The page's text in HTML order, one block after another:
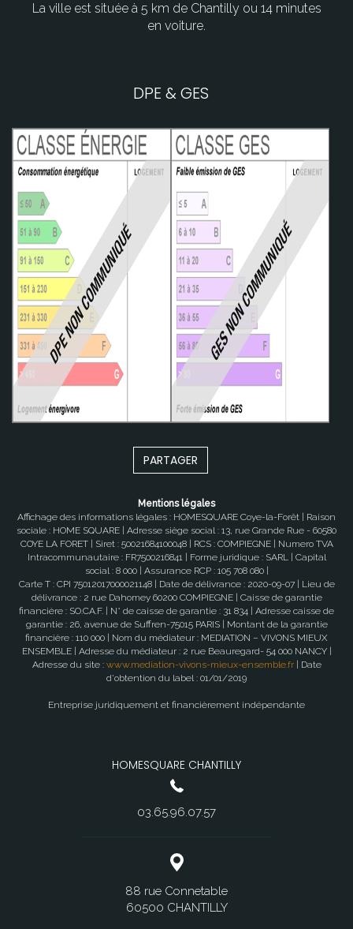
La ville est située à 5 km de Chantilly ou 14 minutes
en voiture.
DPE & GES
PARTAGER
Mentions légales
Affichage des informations légales : HOMESQUARE Coye-la-Forêt | Raison
sociale : HOME SQUARE | Adresse siège social : 13, rue Grande Rue - 60580
COYE LA FORET | Siret : 50021684100048 | RCS : COMPIEGNE | Numero TVA
Intracommunautaire : FR7500216841 | Forme juridique : SARL | Capital
social : 8 000 | Assurance RCP : 105 708 080 |
Carte T : CPI 75012017000021148 | Date de délivrance : 2020-09-07 | Lieu de
délivrance : 2 rue Dahomey 60200 COMPIEGNE | Caisse de garantie
financière : SO.CA.F. | N° de caisse de garantie : 31 834 | Adresse caisse de
garantie : 26, avenue de Suffren-75015 PARIS | Montant de la garantie
financière : 110 000 | Nom du médiateur : MEDIATION – VIVONS MIEUX
ENSEMBLE | Adresse du médiateur : 2 rue Beauregard- 54 000 NANCY |
Adresse du site : www.mediation-vivons-mieux-ensemble.fr| Date
d'obtention du label : 01/01/2019
Entreprise juridiquement et financièrement indépendante
HOMESQUARE CHANTILLY
03.65.96.07.57
88 rue Connetable
60500 CHANTILLY